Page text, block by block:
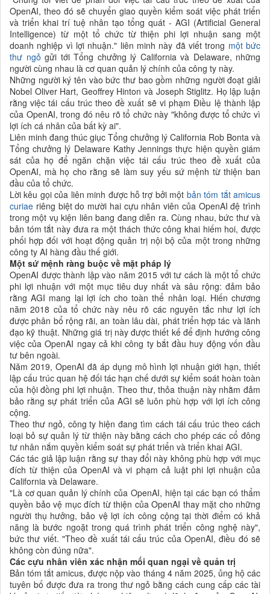
OpenAI, theo đó sẽ chuyển giao quyền kiểm soát việc phát triển
và triển khai trí tuệ nhân tạo tổng quát - AGI (Artificial General
Intelligence) từ một tổ chức từ thiện phi lợi nhuận sang một
doanh nghiệp vì lợi nhuận." liên minh này đã viết trong một bức
thư ngỏ gửi tới Tổng chưởng lý California và Delaware, những
người cùng nhau là cơ quan quản lý chính của công ty này.
Những người ký tên vào bức thư bao gồm những người đoạt giải
Nobel Oliver Hart, Geoffrey Hinton và Joseph Stiglitz. Họ lập luận
rằng việc tái cấu trúc theo đề xuất sẽ vi phạm Điều lệ thành lập
của OpenAI, trong đó nêu rõ tổ chức này "không được tổ chức vì
lợi ích cá nhân của bất kỳ ai".
Liên minh đang thúc giục Tổng chưởng lý California Rob Bonta và
Tổng chưởng lý Delaware Kathy Jennings thực hiện quyền giám
sát của họ để ngăn chặn việc tái cấu trúc theo đề xuất của
OpenAI, mà họ cho rằng sẽ làm suy yếu sứ mệnh từ thiện ban
đầu của tổ chức.
Lời kêu gọi của liên minh được hỗ trợ bởi một bản tóm tắt amicus
curiae riêng biệt do mười hai cựu nhân viên của OpenAI đệ trình
trong một vụ kiện liên bang đang diễn ra. Cùng nhau, bức thư và
bản tóm tắt này đưa ra một thách thức công khai hiếm hoi, được
phối hợp đối với hoạt động quản trị nội bộ của một trong những
công ty AI hàng đầu thế giới.
Một sứ mệnh ràng buộc về mặt pháp lý
OpenAI được thành lập vào năm 2015 với tư cách là một tổ chức
phi lợi nhuận với một mục tiêu duy nhất và sâu rộng: đảm bảo
rằng AGI mang lại lợi ích cho toàn thể nhân loại. Hiến chương
năm 2018 của tổ chức này nêu rõ các nguyên tắc như lợi ích
được phân bổ rộng rãi, an toàn lâu dài, phát triển hợp tác và lãnh
đạo kỹ thuật. Những giá trị này được thiết kế để định hướng công
việc của OpenAI ngay cả khi công ty bắt đầu huy động vốn đầu
tư bên ngoài.
Năm 2019, OpenAI đã áp dụng mô hình lợi nhuận giới hạn, thiết
lập cấu trúc quan hệ đối tác hạn chế dưới sự kiểm soát hoàn toàn
của hội đồng phi lợi nhuận. Theo thư, thỏa thuận này nhằm đảm
bảo rằng sự phát triển của AGI sẽ luôn phù hợp với lợi ích công
cộng.
Theo thư ngỏ, công ty hiện đang tìm cách tái cấu trúc theo cách
loại bỏ sự quản lý từ thiện này bằng cách cho phép các cổ đông
tư nhân nắm quyền kiểm soát sự phát triển và triển khai AGI.
Các tác giả lập luận rằng sự thay đổi này không phù hợp với mục
đích từ thiện của OpenAI và vi phạm cả luật phi lợi nhuận của
California và Delaware.
"Là cơ quan quản lý chính của OpenAI, hiện tại các bạn có thẩm
quyền bảo vệ mục đích từ thiện của OpenAI thay mặt cho những
người thụ hưởng, bảo vệ lợi ích công cộng tại thời điểm có khả
năng là bước ngoặt trong quá trình phát triển công nghệ này",
bức thư viết. "Theo đề xuất tái cấu trúc của OpenAI, điều đó sẽ
không còn đúng nữa".
Các cựu nhân viên xác nhận mối quan ngại về quản trị
Bản tóm tắt amicus, được nộp vào tháng 4 năm 2025, ủng hộ các
tuyên bố được đưa ra trong thư ngỏ bằng cách cung cấp các tài